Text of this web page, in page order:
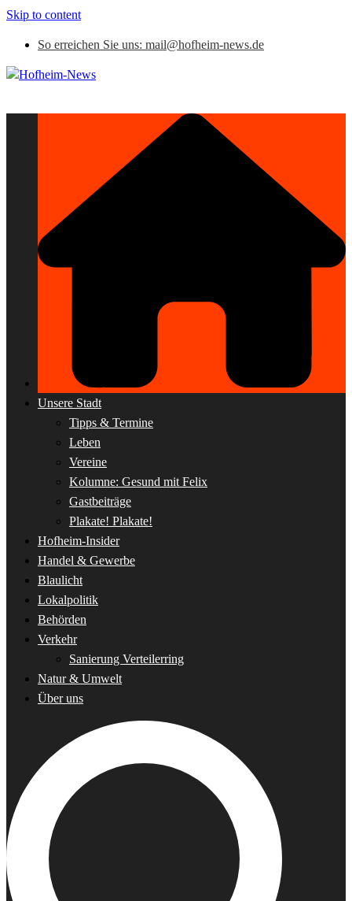
Skip to content
So erreichen Sie uns: mail@hofheim-news.de
Unsere Stadt
Tipps & Termine
Leben
Vereine
Kolumne: Gesund mit Felix
Gastbeiträge
Plakate! Plakate!
Hofheim-Insider
Handel & Gewerbe
Blaulicht
Lokalpolitik
Behörden
Verkehr
Sanierung Verteilerring
Natur & Umwelt
Über uns